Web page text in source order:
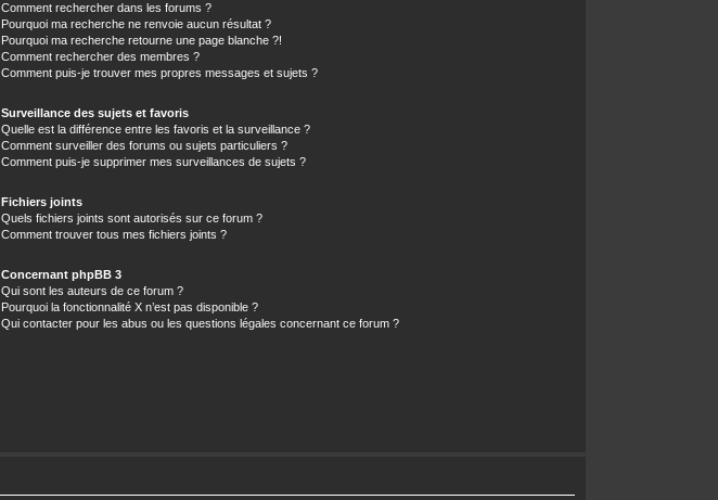
Comment rechercher dans les forums ?
Pourquoi ma recherche ne renvoie aucun résultat ?
Pourquoi ma recherche retourne une page blanche ?!
Comment rechercher des membres ?
Comment puis-je trouver mes propres messages et sujets ?
Surveillance des sujets et favoris
Quelle est la différence entre les favoris et la surveillance ?
Comment surveiller des forums ou sujets particuliers ?
Comment puis-je supprimer mes surveillances de sujets ?
Fichiers joints
Quels fichiers joints sont autorisés sur ce forum ?
Comment trouver tous mes fichiers joints ?
Concernant phpBB 3
Qui sont les auteurs de ce forum ?
Pourquoi la fonctionnalité X n’est pas disponible ?
Qui contacter pour les abus ou les questions légales concernant ce forum ?